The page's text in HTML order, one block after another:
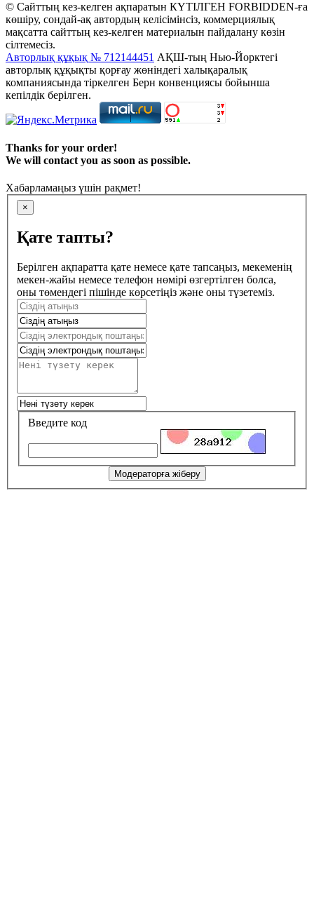
© Сайттың кез-келген ақпаратын КҮТІЛГЕН FORBIDDEN-ға
көшіру, сондай-ақ автордың келісімінсіз, коммерциялық
мақсатта сайттың кез-келген материалын пайдалану көзін
сілтемесіз.
Авторлық құқық № 712144451 АҚШ-тың Нью-Йорктегі
авторлық құқықты қорғау жөніндегі халықаралық
компаниясында тіркелген Берн конвенциясы бойынша
кепілдік берілген.
Thanks for your order!
We will contact you as soon as possible.
Хабарламаңыз үшін рақмет!
×
Қате тапты?
Берілген ақпаратта қате немесе қате тапсаңыз, мекеменің
мекен-жайы немесе телефон нөмірі өзгертілген болса,
оны төмендегі пішінде көрсетіңіз және оны түзетеміз.
Введите код
Модераторға жіберу